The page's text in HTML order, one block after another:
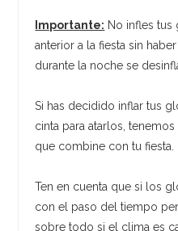
Importante: No infles
anterior a la fiesta sin
durante la noche se
Si has decidido inflar tus
cinta para atarlos,
que combine con tu fiesta.
Ten en cuenta que si los
con el paso del tiempo
sobre todo si el clima es